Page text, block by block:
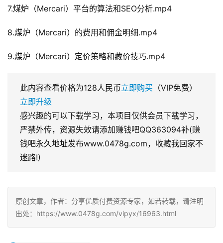
7.煤炉（Mercari）平台的算法和SEO分析.mp4
8.煤炉（Mercari）的费用和佣金明细.mp4
9.煤炉（Mercari）定价策略和藏价技巧.mp4
此内容查看价格为128人民币立即购买 （VIP免费）
立即升级
感兴趣的可以下载学习，本项目仅供会员下载学习，
严禁外传，资源失效请添加赚钱吧QQ363094补(赚
钱吧永久地址发布www.0478g.com，收藏我回家不
迷路!)
原创文章，作者：分享优质付费资源专家，如若转载，请注明
出处：https://www.0478g.com/vipyx/16963.html